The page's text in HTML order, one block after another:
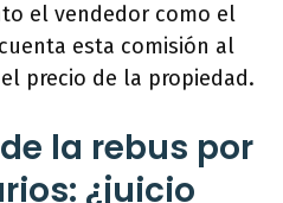
el vendedor como el
esta comisión al
precio de la propiedad.
la rebus por
¿juicio